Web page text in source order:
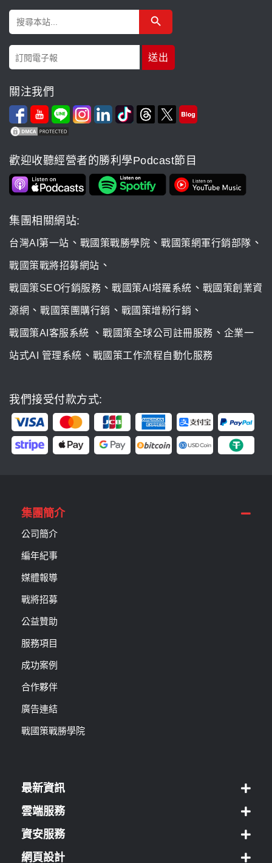
Search
for:
Search Button
關注我們
歡迎收聽經營者的勝利學Podcast節目
集團相關網站:
台灣AI第一站 、 戰國策戰勝學院 、 戰國策網軍行銷部隊 、
戰國策戰將招募網站 、
戰國策SEO行銷服務 、 戰國策AI塔羅系統 、 戰國策創業資
源網 、 戰國策團購行銷 、 戰國策增粉行銷 、
戰國策AI客服系統 、 戰國策全球公司註冊服務 、 企業一
站式AI 管理系統 、 戰國策工作流程自動化服務
我們接受付款方式:
集團簡介
公司簡介
編年紀事
媒體報導
戰將招募
公益贊助
服務項目
成功案例
合作夥伴
廣告連結
戰國策戰勝學院
最新資訊
雲端服務
資安服務
網頁設計